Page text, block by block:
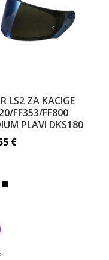
LS2 ZA KACIGE
FF353/FF800
PLAVI DKS180
€